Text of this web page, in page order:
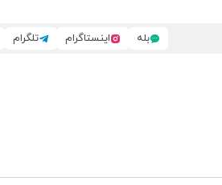
بله اینستاگرام تلگرام